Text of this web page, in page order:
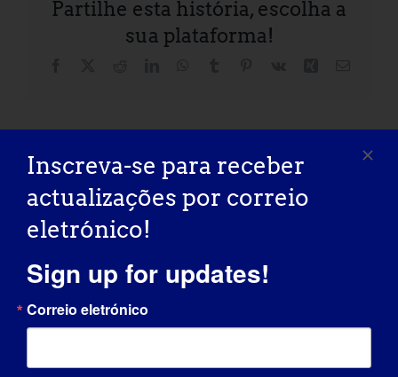
Partilhe esta história, escolha a
sua plataforma!
2023 Conferência de doentes e famílias
com distroglicanopatia
Conferência
Internacional LGMD 2023
Detalhes
Inscreva-se para receber
actualizações por correio
eletrónico!
Sign up for updates!
Correio eletrónico